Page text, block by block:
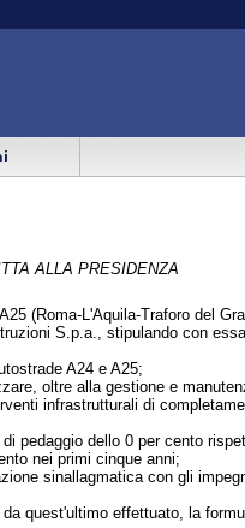
ALLA PRESIDENZA
(Roma-L'Aquila-Traforo del
S.p.a., stipulando con
A24 e A25;
oltre alla gestione e
infrastrutturali di
pedaggio dello 0 per cento
nei primi cinque anni;
sinallagmatica con gli
quest'ultimo effettuato, la